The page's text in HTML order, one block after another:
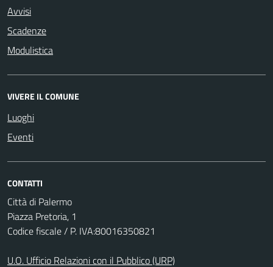
Avvisi
Scadenze
Modulistica
VIVERE IL COMUNE
Luoghi
Eventi
CONTATTI
Città di Palermo
Piazza Pretoria, 1
Codice fiscale / P. IVA:80016350821
U.O. Ufficio Relazioni con il Pubblico (URP)